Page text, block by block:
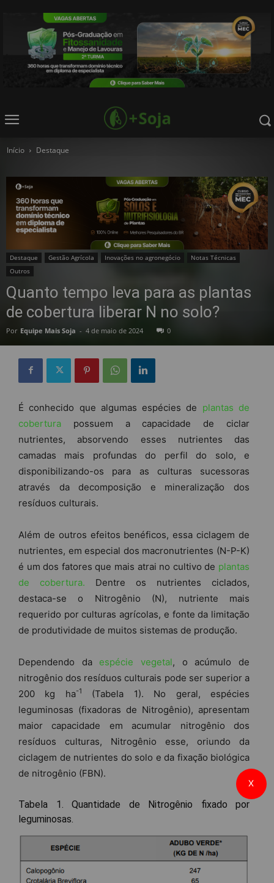
Início Destaque
Destaque Gestão Agrícola Inovações no agronegócio
Notas Técnicas
Outros
Quanto tempo leva para as plantas
de cobertura liberar N no solo?
Por Equipe Mais Soja - 4 de maio de 2024 0
É conhecido que algumas espécies de plantas de
cobertura possuem a capacidade de ciclar
nutrientes, absorvendo esses nutrientes das
camadas mais profundas do perfil do solo, e
disponibilizando-os para as culturas sucessoras
através da decomposição e mineralização dos
resíduos culturais.
Além de outros efeitos benéficos, essa ciclagem de
nutrientes, em especial dos macronutrientes (N-P-K)
é um dos fatores que mais atrai no cultivo de plantas
de cobertura. Dentre os nutrientes ciclados,
destaca-se o Nitrogênio (N), nutriente mais
requerido por culturas agrícolas, e fonte da limitação
de produtividade de muitos sistemas de produção.
Dependendo da espécie vegetal, o acúmulo de
nitrogênio dos resíduos culturais pode ser superior a
200 kg ha-1
(Tabela 1). No geral, espécies
leguminosas (fixadoras de Nitrogênio), apresentam
maior capacidade em acumular nitrogênio dos
resíduos culturas, Nitrogênio esse, oriundo da
ciclagem de nutrientes do solo e da fixação biológica
de nitrogênio (FBN).
Tabela 1. Quantidade de Nitrogênio fixado por
leguminosas.
X